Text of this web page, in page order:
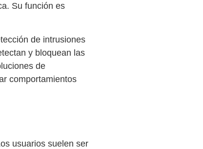
Su función es
de intrusiones
y bloquean las
de
comportamientos
usuarios suelen ser